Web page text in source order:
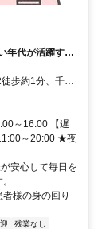
年代が活躍する
歩約1分、千葉
千葉都市モノレ
東口よりバス
～16:00 【遅
～20:00 ★夜
安心して毎日を
の身の回り
残業なし